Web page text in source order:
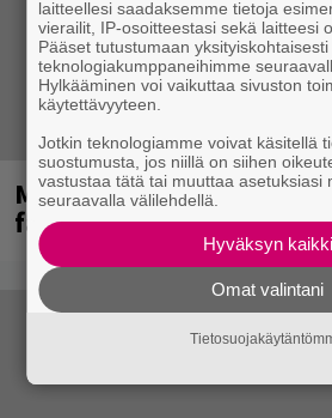
Mainioita uutisia Remu
faneille
laitteellesi saadaksemme tietoja
vierailit, IP-osoitteestasi sekä laitteesi
Pääset tutustumaan
teknologiakumppaneihimme
Hylkääminen voi vaikuttaa sivuston
käytettävyyteen.
Jotkin teknologiamme voivat käsitellä
suostumusta, jos niillä on siihen
vastustaa tätä tai muuttaa asetuksiasi
seuraavalla välilehdellä.
Hyväksyn kaikki
Omat valintani